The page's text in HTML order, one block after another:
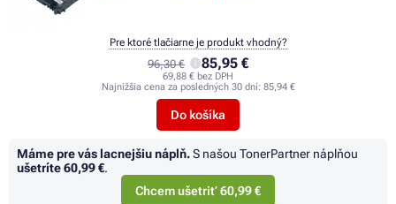
96,30 € 85,95 €
69,88 € bez DPH
Najnižšia cena za posledných 30 dní: 85,94 €
Do košíka
Pre ktoré tlačiarne je produkt vhodný?
Máme pre vás lacnejšiu náplň.S našou TonerPartner náplňou
ušetríte60,99 €.
Chcem ušetriť 60,99 €